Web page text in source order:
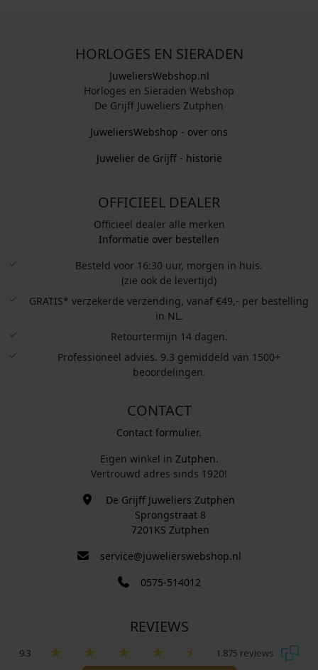
HORLOGES EN SIERADEN
JuweliersWebshop.nl
Horloges en Sieraden Webshop
De Grijff Juweliers Zutphen
JuweliersWebshop - over ons
Juwelier de Grijff - historie
OFFICIEEL DEALER
Officieel dealer alle merken
Informatie over bestellen
Besteld voor 16:30 uur, morgen in huis.
(zie ook de levertijd)
GRATIS* verzekerde verzending, vanaf €49,- per bestelling
in NL.
Retourtermijn 14 dagen.
Professioneel advies. 9.3 gemiddeld van 1500+
beoordelingen.
CONTACT
Contact formulier.
Eigen winkel in Zutphen.
Vertrouwd adres sinds 1920!
De Grijff Juweliers Zutphen
Sprongstraat 8
7201KS Zutphen
service@juwelierswebshop.nl
0575-514012
REVIEWS
9.3 1.875 reviews